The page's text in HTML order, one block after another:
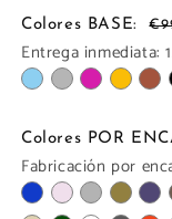
Colores BASE:
Entrega inmediata:
Colores POR
Fabricación por